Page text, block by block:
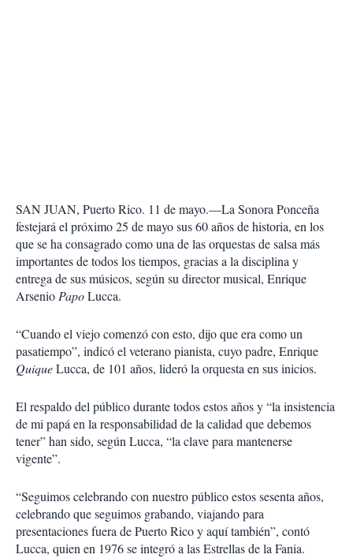
SAN JUAN, Puerto Rico. 11 de mayo.—La Sonora Ponceña
festejará el próximo 25 de mayo sus 60 años de historia, en los
que se ha consagrado como una de las orquestas de salsa más
importantes de todos los tiempos, gracias a la disciplina y
entrega de sus músicos, según su director musical, Enrique
ArsenioPapoLucca.
“Cuando el viejo comenzó con esto, dijo que era como un
pasatiempo”, indicó el veterano pianista, cuyo padre, Enrique
QuiqueLucca, de 101 años, lideró la orquesta en sus inicios.
El respaldo del público durante todos estos años y “la insistencia
de mi papá en la responsabilidad de la calidad que debemos
tener” han sido, según Lucca, “la clave para mantenerse
vigente”.
“Seguimos celebrando con nuestro público estos sesenta años,
celebrando que seguimos grabando, viajando para
presentaciones fuera de Puerto Rico y aquí también”, contó
Lucca, quien en 1976 se integró a las Estrellas de la Fania.